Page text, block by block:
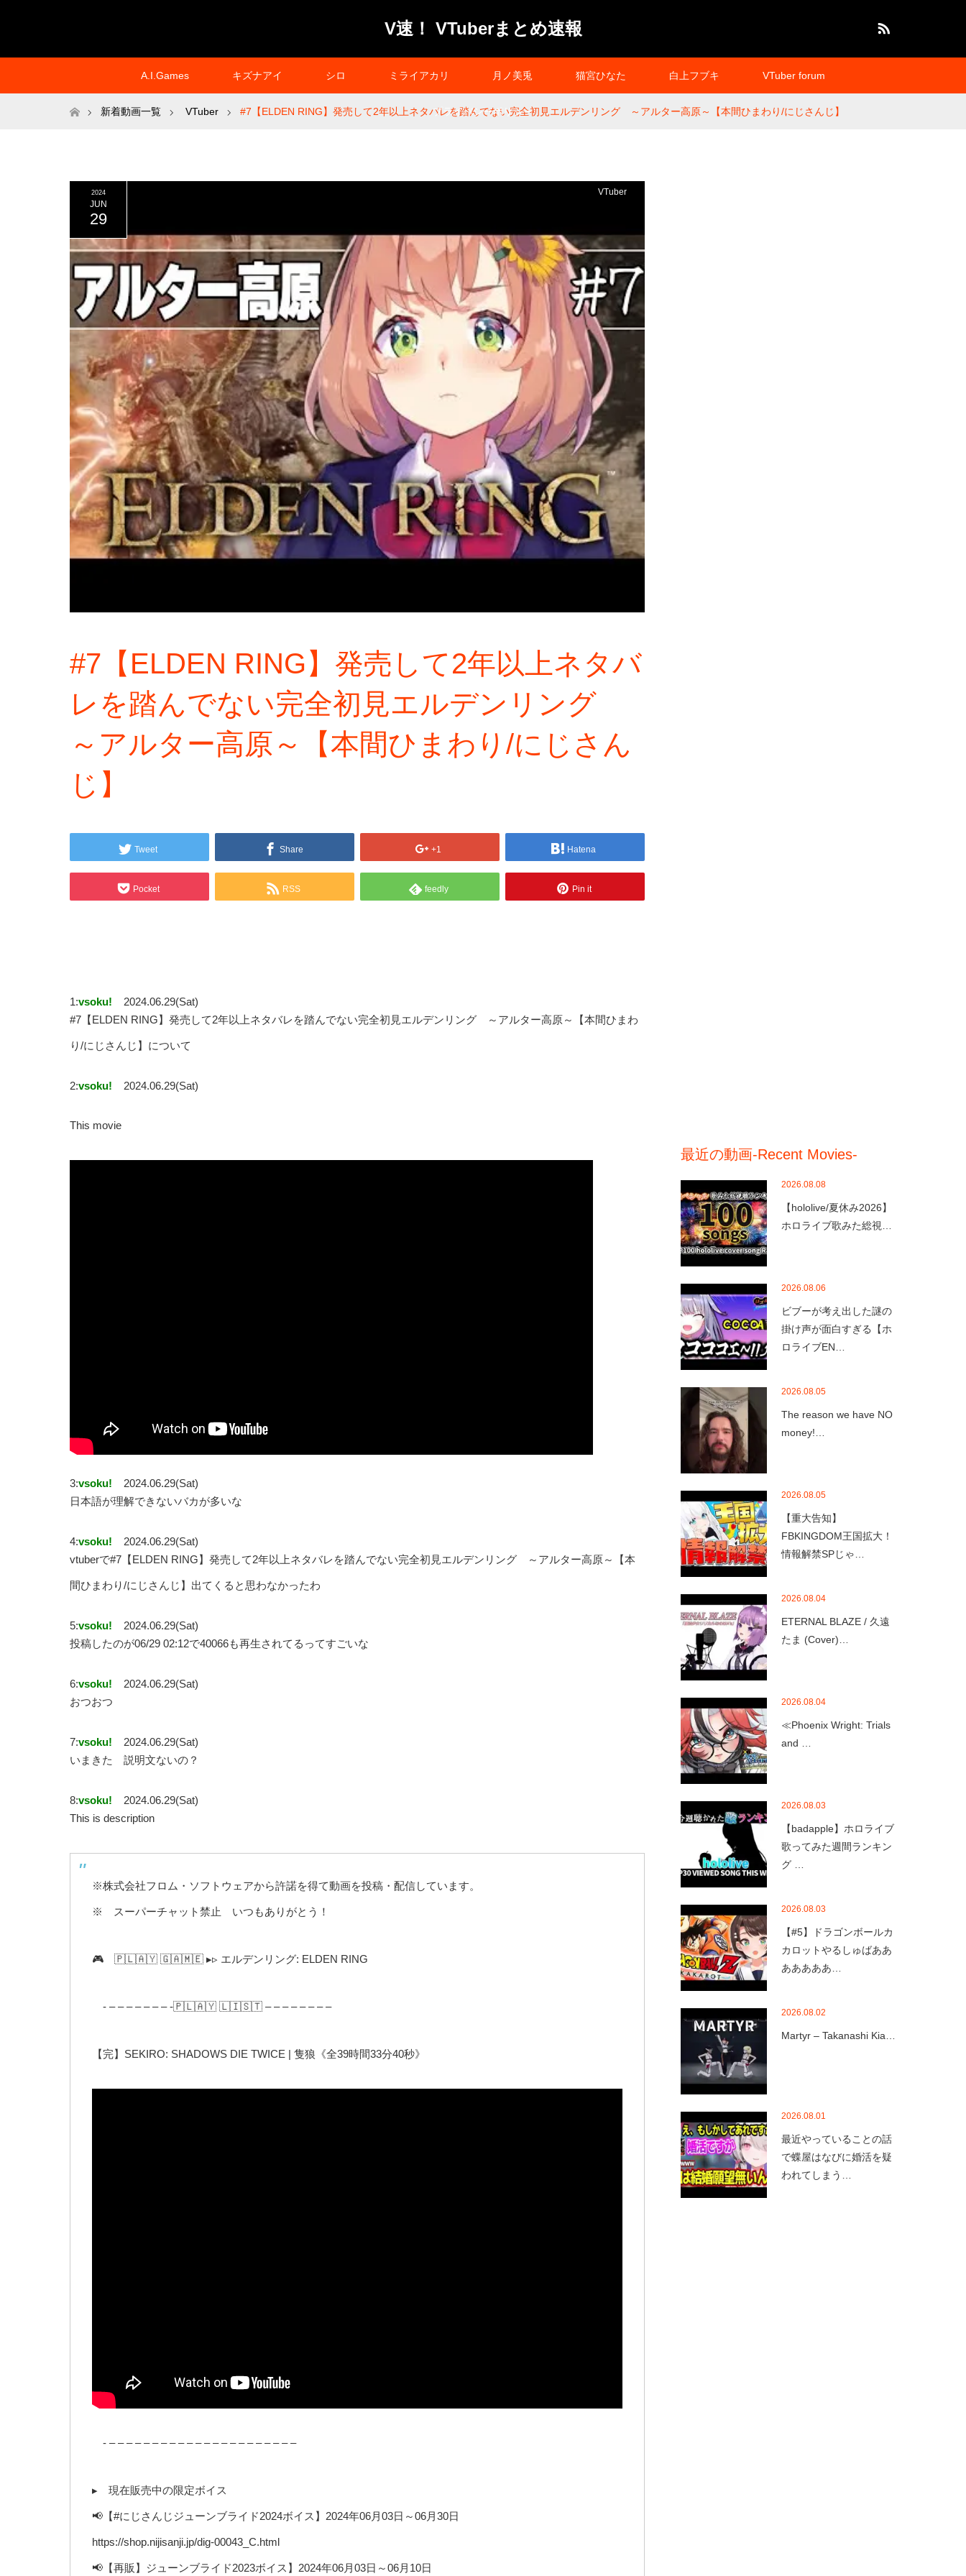
V速！ VTuberまとめ速報
A.I.Games キズナアイ シロ ミライアカリ 月ノ美兎 猫宮ひなた 白上フブキ VTuber forum
プライバシーポリシー
ホーム新着動画一覧 VTuber #7【ELDEN RING】発売して2年以上ネタバレを踏んでない完全初見エルデンリング ～アルター高原～【本間ひまわり/にじさんじ】
2024
JUN
29
VTuber
#7【ELDEN RING】発売して2年以上ネタバ
レを踏んでない完全初見エルデンリング
～アルター高原～【本間ひまわり/にじさん
じ】
Tweet Share +1 Hatena
Pocket RSS feedly Pin it
1:vsoku!
2024.06.29(Sat)
#7【ELDEN RING】発売して2年以上ネタバレを踏んでない完全初見エルデンリング ～アルター高原～【本間ひまわ
り/にじさんじ】について
2:vsoku! 2024.06.29(Sat)
This movie
3:vsoku!
2024.06.29(Sat)
日本語が理解できないバカが多いな
4:vsoku!
2024.06.29(Sat)
vtuberで#7【ELDEN RING】発売して2年以上ネタバレを踏んでない完全初見エルデンリング ～アルター高原～【本
間ひまわり/にじさんじ】出てくると思わなかったわ
5:vsoku!
2024.06.29(Sat)
投稿したのが06/29 02:12で40066も再生されてるってすごいな
6:vsoku!
2024.06.29(Sat)
おつおつ
7:vsoku!
2024.06.29(Sat)
いまきた 説明文ないの？
8:vsoku!
2024.06.29(Sat)
This is description
※株式会社フロム・ソフトウェアから許諾を得て動画を投稿・配信しています。
※ スーパーチャット禁止 いつもありがとう！
🎮 🇵‌🇱‌🇦‌🇾 🇬‌🇦‌🇲‌🇪 ▸︎▹︎ エルデンリング: ELDEN RING
- – – – – – – – -🇵‌🇱‌🇦‌🇾 🇱‌🇮‌🇸‌🇹 – – – – – – – –
【完】SEKIRO: SHADOWS DIE TWICE | 隻狼《全39時間33分40秒》
- – – – – – – – – – – – – – – – – – – – – – –
▸︎ 現在販売中の限定ボイス
📢【#にじさんじジューンブライド2024ボイス】2024年06月03日～06月30日
https://shop.nijisanji.jp/dig-00043_C.html
📢【再販】ジューンブライド2023ボイス】2024年06月03日～06月10日
最近の動画-Recent Movies-
2026.08.08
【hololive/夏休み2026】
ホロライブ歌みた総視…
2026.08.06
ビブーが考え出した謎の
掛け声が面白すぎる【ホ
ロライブEN…
2026.08.05
The reason we have NO
money!…
2026.08.05
【重大告知】
FBKINGDOM王国拡大！
情報解禁SPじゃ…
2026.08.04
ETERNAL BLAZE / 久遠
たま (Cover)…
2026.08.04
≪Phoenix Wright: Trials
and …
2026.08.03
【badapple】ホロライブ
歌ってみた週間ランキン
グ …
2026.08.03
【#5】ドラゴンボールカ
カロットやるしゅばああ
あああああ…
2026.08.02
Martyr – Takanashi Kia…
2026.08.01
最近やっていることの話
で蝶屋はなびに婚活を疑
われてしまう…